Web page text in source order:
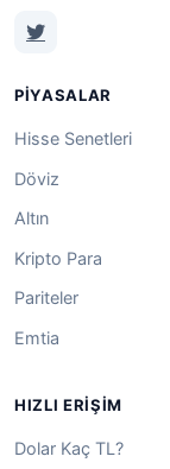
PIYASALAR
Hisse Senetleri
Döviz
Altın
Kripto Para
Pariteler
Emtia
HIZLI ERIŞIM
Dolar Kaç TL?